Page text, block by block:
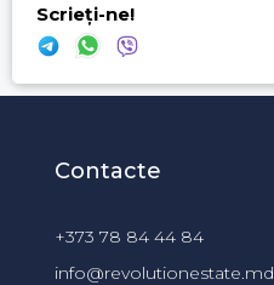
Scrieți-ne!
Contacte
+373 78 84 44 84
info@revolutionestate.md